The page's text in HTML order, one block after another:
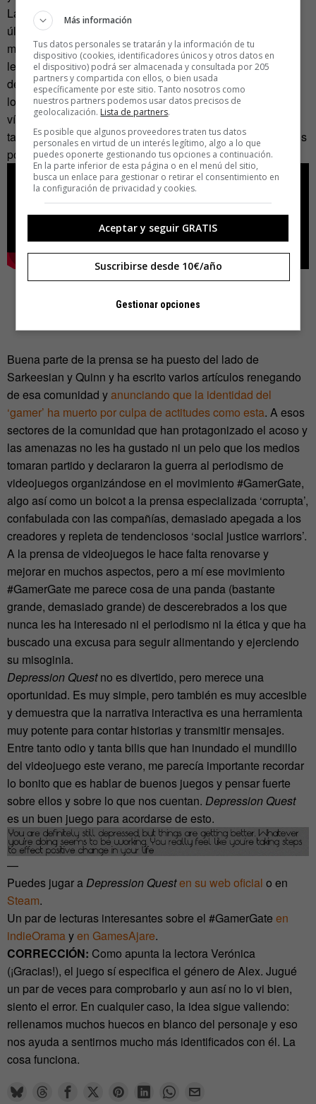
La cosa fue a más cuando
último (y estupendo) vídeo sobre la representación de las
mujeres en los videojuegos. Sarkeesian lleva un año
levantando ampollas en ciertos sectores de la comunidad
de aficionados a los videojuegos con su crítica feminista a
los grandes éxitos del medio y cuando publicó su último
vídeo la cosa estaba ya bastante revuelta. La ira se volvió
también contra ella y llegó a dormir en casa de unos amigos
por las amenazas recibidas.
Buena parte de la prensa se ha puesto del lado de
Sarkeesian y Quinn y ha escrito varios artículos renegando
de esa comunidad yanunciando que la identidad del
‘gamer’ ha muerto por culpa de actitudes como esta. A esos
sectores de la comunidad que han protagonizado el acoso y
las amenazas no les ha gustado ni un pelo que los medios
tomaran partido y declararon la guerra al periodismo de
videojuegos organizándose en el movimiento #GamerGate,
algo así como un boicot a la prensa especializada ‘corrupta’,
confabulada con las compañías, demasiado apegada a los
creadores y repleta de tendenciosos ‘social justice warriors’.
A la prensa de videojuegos le hace falta renovarse y
mejorar en muchos aspectos, pero a mí ese movimiento
#GamerGate me parece cosa de una panda (bastante
grande, demasiado grande) de descerebrados a los que
nunca les ha interesado ni el periodismo ni la ética y que ha
buscado una excusa para seguir alimentando y ejerciendo
su misoginia.
Depression Questno es divertido, pero merece una
oportunidad. Es muy simple, pero también es muy accesible
y demuestra que la narrativa interactiva es una herramienta
muy potente para contar historias y transmitir mensajes.
Entre tanto odio y tanta bilis que han inundado el mundillo
del videojuego este verano, me parecía importante recordar
lo bonito que es hablar de buenos juegos y pensar fuerte
sobre ellos y sobre lo que nos cuentan. Depression Quest
es un buen juego para acordarse de esto.
—
Puedes jugar a Depression Questen su web oficial o en
Steam.
Un par de lecturas interesantes sobre el #GamerGate en
indieOrama yen GamesAjare.
CORRECCIÓN: Como apunta la lectora Verónica
(¡Gracias!), el juego sí especifica el género de Alex. Jugué
un par de veces para comprobarlo y aun así no lo vi bien,
siento el error. En cualquier caso, la idea sigue valiendo:
rellenamos muchos huecos en blanco del personaje y eso
nos ayuda a sentirnos mucho más identificados con él. La
cosa funciona.
Más información
Tus datos personales se tratarán y la información de tu
dispositivo (cookies, identificadores únicos y otros datos en
el dispositivo) podrá ser almacenada y consultada por 205
partners y compartida con ellos, o bien usada
específicamente por este sitio. Tanto nosotros como
nuestros partners podemos usar datos precisos de
geolocalización. Lista de partners.
Es posible que algunos proveedores traten tus datos
personales en virtud de un interés legítimo, algo a lo que
puedes oponerte gestionando tus opciones a continuación.
En la parte inferior de esta página o en el menú del sitio,
busca un enlace para gestionar o retirar el consentimiento en
la configuración de privacidad y cookies.
Aceptar y seguir GRATIS
Suscribirse desde 10€/año
Gestionar opciones